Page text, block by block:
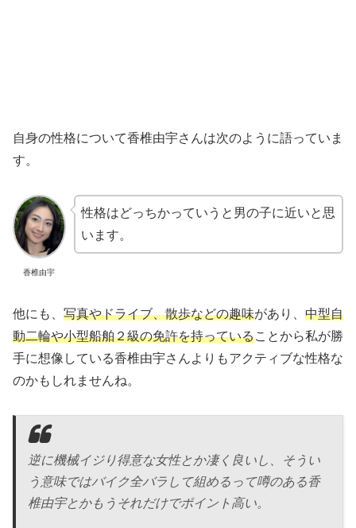
自身の性格について香椎由宇さんは次のように語っていま
す。
香椎由宇
性格はどっちかっていうと男の子に近いと思
います。
他にも、 写真やドライブ、散歩などの趣味があり、 中型自
動二輪や小型船舶２級の免許を持っていることから私が勝
手に想像している香椎由宇さんよりもアクティブな性格な
のかもしれませんね。
逆に機械イジり得意な女性とか凄く良いし、そうい
う意味ではバイク全バラして組めるって噂のある香
椎由宇とかもうそれだけでポイント高い。